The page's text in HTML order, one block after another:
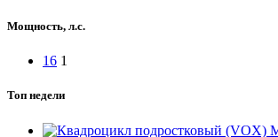
Мощность, л.с.
16 1
Топ недели